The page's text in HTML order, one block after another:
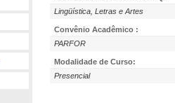
Lingüística, Letras e Artes
Convênio Acadêmico :
PARFOR
Modalidade de Curso:
Presencial